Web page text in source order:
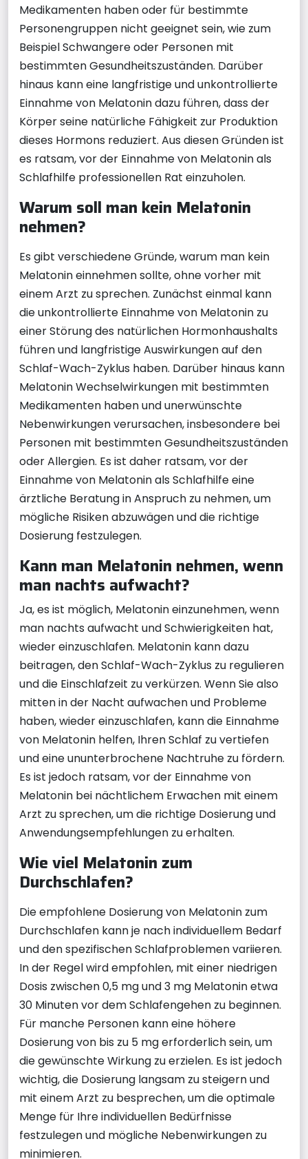
Medikamenten haben oder für bestimmte
Personengruppen nicht geeignet sein, wie zum
Beispiel Schwangere oder Personen mit
bestimmten Gesundheitszuständen. Darüber
hinaus kann eine langfristige und unkontrollierte
Einnahme von Melatonin dazu führen, dass der
Körper seine natürliche Fähigkeit zur Produktion
dieses Hormons reduziert. Aus diesen Gründen ist
es ratsam, vor der Einnahme von Melatonin als
Schlafhilfe professionellen Rat einzuholen.
Warum soll man kein Melatonin
nehmen?
Es gibt verschiedene Gründe, warum man kein
Melatonin einnehmen sollte, ohne vorher mit
einem Arzt zu sprechen. Zunächst einmal kann
die unkontrollierte Einnahme von Melatonin zu
einer Störung des natürlichen Hormonhaushalts
führen und langfristige Auswirkungen auf den
Schlaf-Wach-Zyklus haben. Darüber hinaus kann
Melatonin Wechselwirkungen mit bestimmten
Medikamenten haben und unerwünschte
Nebenwirkungen verursachen, insbesondere bei
Personen mit bestimmten Gesundheitszuständen
oder Allergien. Es ist daher ratsam, vor der
Einnahme von Melatonin als Schlafhilfe eine
ärztliche Beratung in Anspruch zu nehmen, um
mögliche Risiken abzuwägen und die richtige
Dosierung festzulegen.
Kann man Melatonin nehmen, wenn
man nachts aufwacht?
Ja, es ist möglich, Melatonin einzunehmen, wenn
man nachts aufwacht und Schwierigkeiten hat,
wieder einzuschlafen. Melatonin kann dazu
beitragen, den Schlaf-Wach-Zyklus zu regulieren
und die Einschlafzeit zu verkürzen. Wenn Sie also
mitten in der Nacht aufwachen und Probleme
haben, wieder einzuschlafen, kann die Einnahme
von Melatonin helfen, Ihren Schlaf zu vertiefen
und eine ununterbrochene Nachtruhe zu fördern.
Es ist jedoch ratsam, vor der Einnahme von
Melatonin bei nächtlichem Erwachen mit einem
Arzt zu sprechen, um die richtige Dosierung und
Anwendungsempfehlungen zu erhalten.
Wie viel Melatonin zum
Durchschlafen?
Die empfohlene Dosierung von Melatonin zum
Durchschlafen kann je nach individuellem Bedarf
und den spezifischen Schlafproblemen variieren.
In der Regel wird empfohlen, mit einer niedrigen
Dosis zwischen 0,5 mg und 3 mg Melatonin etwa
30 Minuten vor dem Schlafengehen zu beginnen.
Für manche Personen kann eine höhere
Dosierung von bis zu 5 mg erforderlich sein, um
die gewünschte Wirkung zu erzielen. Es ist jedoch
wichtig, die Dosierung langsam zu steigern und
mit einem Arzt zu besprechen, um die optimale
Menge für Ihre individuellen Bedürfnisse
festzulegen und mögliche Nebenwirkungen zu
minimieren.